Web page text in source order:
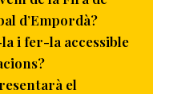
d’Empordà?
i fer-la accessible
el